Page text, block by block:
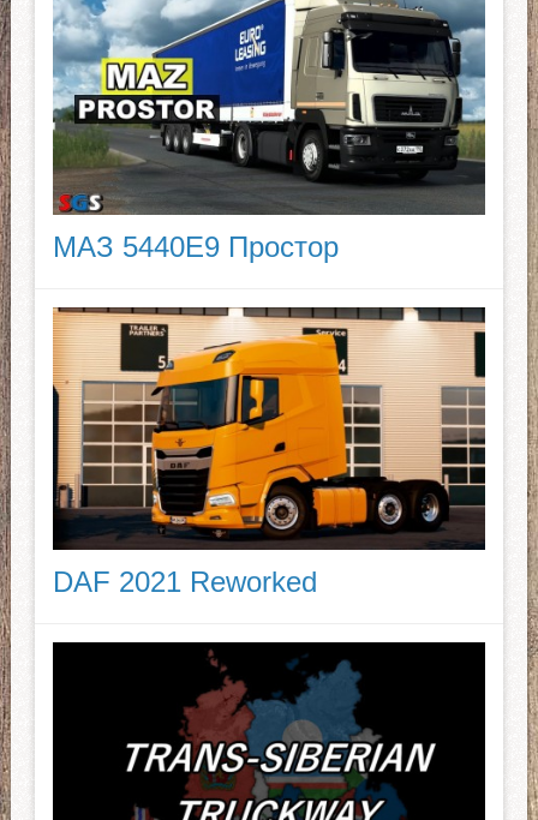
МАЗ 5440E9 Простор
DAF 2021 Reworked